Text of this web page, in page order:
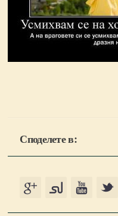
Споделете в: